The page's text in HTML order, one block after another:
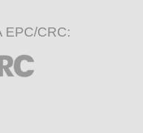
EPC/CRC: